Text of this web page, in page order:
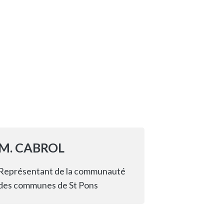
CABROL
de la communauté
communes de St Pons